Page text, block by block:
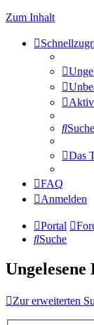
Zum Inhalt
Suche
Das
FAQ
Anmelden
Portal
Suche
Ungelesene
Zur erweiterten